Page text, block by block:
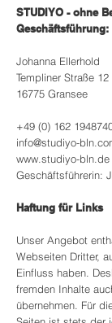
STUDIYO - ohne
Geschäftsführung:
Johanna Ellerhold
Templiner Straße 12
16775 Gransee
+49 (0) 162
info@studiyo-
www.studiyo-bln.de
Geschäftsführerin:
Haftung für Links
Unser Angebot
Webseiten Dritter,
Einfluss haben.
fremden Inhalte
übernehmen. Für